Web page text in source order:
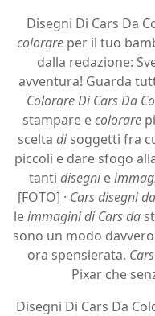
Disegni Di Cars Da
colorare per il tuo
dalla redazione:
avventura! Guarda
Colorare Di Cars Da
stampare ecolorare
scelta disoggetti fra
piccoli e dare sfogo
tanti disegnie
[FOTO] · Cars disegni da
leimmagini di Cars da
sono un modo
ora spensierata. Cars
Pixar che
Disegni Di Cars Da